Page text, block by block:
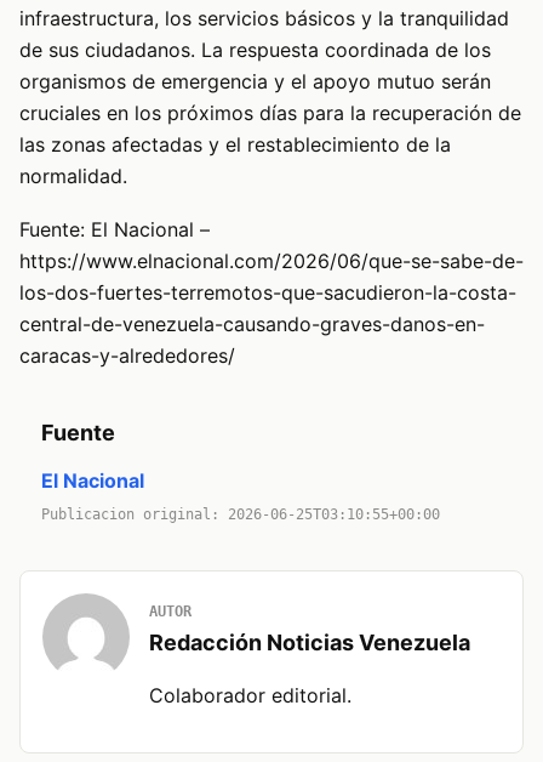
infraestructura, los servicios básicos y la tranquilidad
de sus ciudadanos. La respuesta coordinada de los
organismos de emergencia y el apoyo mutuo serán
cruciales en los próximos días para la recuperación de
las zonas afectadas y el restablecimiento de la
normalidad.
Fuente: El Nacional –
https://www.elnacional.com/2026/06/que-se-sabe-de-
los-dos-fuertes-terremotos-que-sacudieron-la-costa-
central-de-venezuela-causando-graves-danos-en-
caracas-y-alrededores/
Fuente
El Nacional
Publicacion original: 2026-06-25T03:10:55+00:00
AUTOR
Redacción Noticias Venezuela
Colaborador editorial.